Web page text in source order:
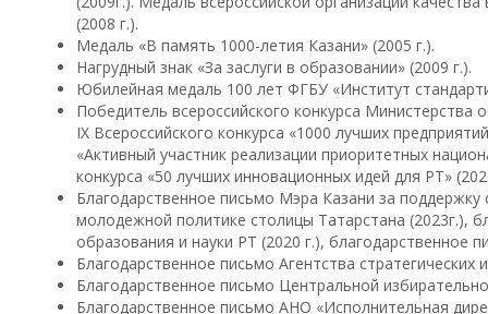
(2008 г.).
Медаль «В память 1000-летия Казани» (2005 г.).
Нагрудный знак «За заслуги в образовании» (2009 г.).
Юбилейная медаль 100 лет ФГБУ «Институт
Победитель всероссийского конкурса
IX Всероссийского конкурса «1000 лучших
«Активный участник реализации приоритетных
конкурса «50 лучших инновационных идей для РТ»
Благодарственное письмо Мэра Казани за
молодежной политике столицы Татарстана (2023г.),
образования и науки РТ (2020 г.), благодарственное
Благодарственное письмо Агентства стратегических
Благодарственное письмо Центральной
Благодарственное письмо АНО «Исполнительная